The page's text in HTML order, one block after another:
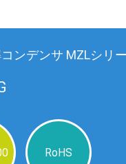
ンデンサ MZLシリ
RoHS